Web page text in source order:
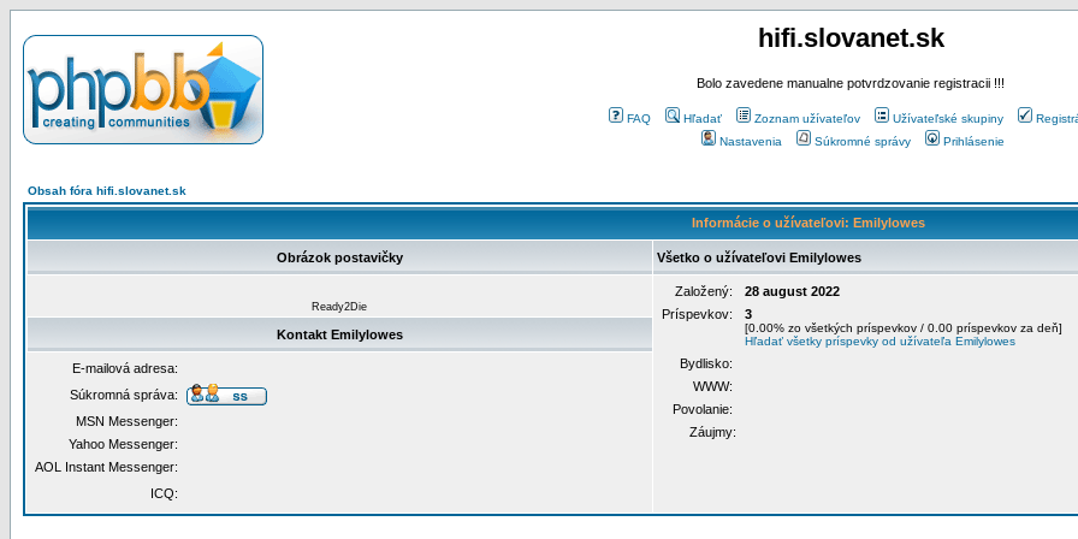
hifi.slovanet.sk
Bolo zavedene manualne potvrdzovanie registracii !!!
FAQ Hľadať Zoznam užívateľov Užívateľské skupiny
Nastavenia
Súkromné správy Prihlásenie
Obsah fóra hifi.slovanet.sk
Informácie o užívateľovi: Emilylowes
Obrázok postavičky Všetko o užívateľovi Emilylowes
Ready2Die
Založený:
28 august 2022
Príspevkov:
3
[0.00% zo všetkých príspevkov / 0.00 príspevkov za deň]
Hľadať všetky príspevky od užívateľa Emilylowes
Bydlisko:
WWW:
Povolanie:
Záujmy:
Kontakt Emilylowes
E-mailová adresa:
Súkromná správa:
MSN Messenger:
Yahoo Messenger:
AOL Instant Messenger:
ICQ: